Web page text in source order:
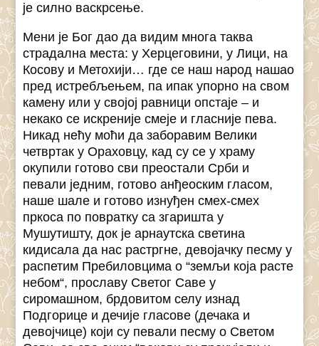
је силно васкрсење.
Мени је Бог дао да видим многа таква
страдална места: у Херцеговини, у Лици, на
Косову и Метохији… где се наш народ нашао
пред истребљењем, па ипак упорно на свом
камену или у својој равници опстаје – и
некако се искреније смеје и гласније пева.
Никад нећу моћи да заборавим Велики
четвртак у Ораховцу, кад су се у храму
окупили готово сви преостали Срби и
певали једним, готово анђеоским гласом,
наше шале и готово изнуђен смех-смех
пркоса по повратку са згаришта у
Мушутишту, док је арнаутска светина
кидисала да нас растргне, девојачку песму у
распетим Пребиловцима о “земљи која расте
небом“, прославу Светог Саве у
сиромашном, брдовитом селу изнад
Подгорице и дечије гласове (дечака и
девојчице) који су певали песму о Светом